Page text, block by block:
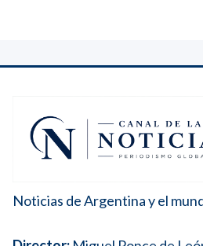
Noticias de Argentina y el